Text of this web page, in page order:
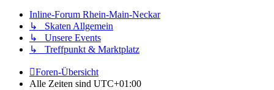
Inline-Forum Rhein-Main-Neckar
↳ Skaten Allgemein
↳ Unsere Events
↳ Treffpunkt & Marktplatz
Foren-Übersicht
Alle Zeiten sind UTC+01:00